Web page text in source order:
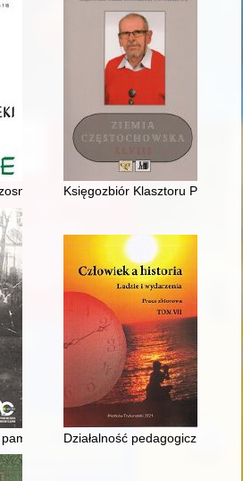
czujemy go w nosie" :
Księgozbiór Klasztoru
: ze wspomnień mieszkańców
Działalność pedagogiczna i